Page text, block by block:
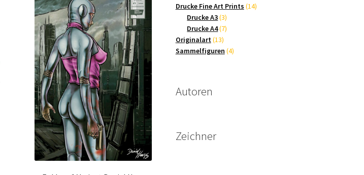
Drucke Fine Art Prints 1414
Drucke A3 33
Produkte
Drucke A4 77
Originalart 1313
Produkte
Sammelfiguren 44
Autoren
Zeichner